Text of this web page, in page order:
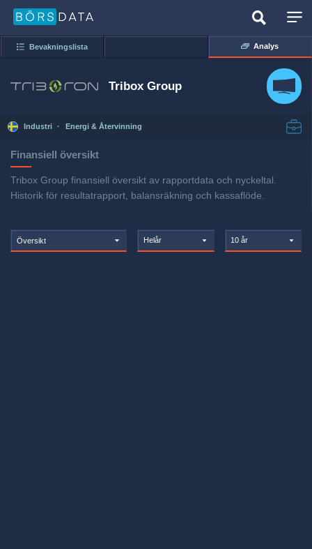
Bevakningslista Analys
Tribox Group
Industri · Energi & Återvinning
Finansiell översikt
Tribox Group finansiell översikt av rapportdata och nyckeltal.
Historik för resultatrapport, balansräkning och kassaflöde.
Översikt Helår 10 år